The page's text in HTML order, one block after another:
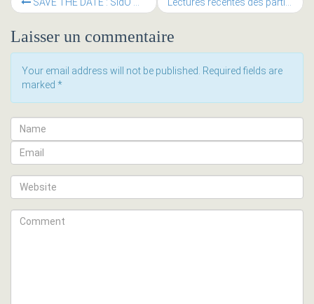
SAVE THE DATE : SIdO @ Lyon 6 & 7 avril 2016 Lectures récentes des participants au dernier Piknik
Laisser un commentaire
Your email address will not be published. Required fields are
marked *